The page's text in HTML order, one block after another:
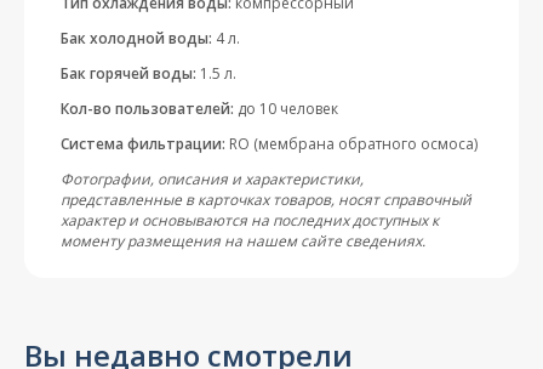
Бак холодной воды: 4 л.
Бак горячей воды: 1.5 л.
Кол-во пользователей: до 10 человек
Система фильтрации: RO (мембрана обратного осмоса)
Фотографии, описания и характеристики,
представленные в карточках товаров, носят справочный
характер и основываются на последних доступных к
моменту размещения на нашем сайте сведениях.